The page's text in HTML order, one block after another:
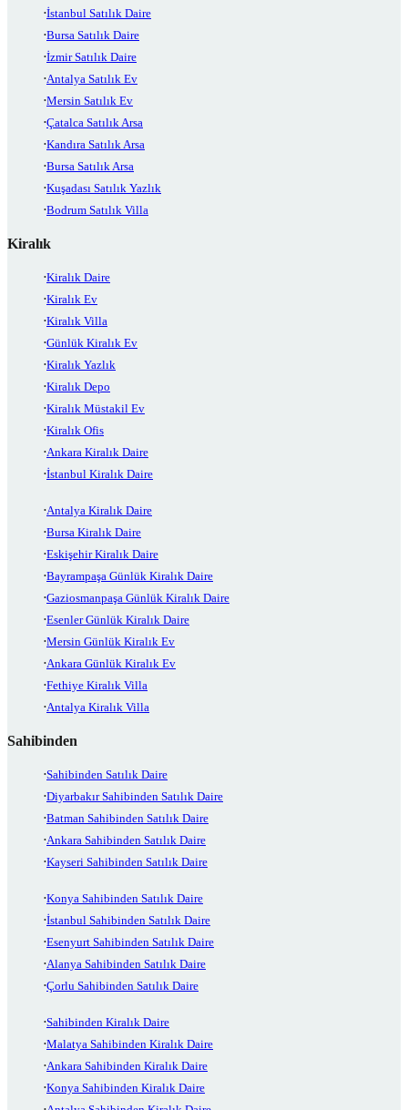
İstanbul Satılık Daire
Bursa Satılık Daire
İzmir Satılık Daire
Antalya Satılık Ev
Mersin Satılık Ev
Çatalca Satılık Arsa
Kandıra Satılık Arsa
Bursa Satılık Arsa
Kuşadası Satılık Yazlık
Bodrum Satılık Villa
Kiralık
Kiralık Daire
Kiralık Ev
Kiralık Villa
Günlük Kiralık Ev
Kiralık Yazlık
Kiralık Depo
Kiralık Müstakil Ev
Kiralık Ofis
Ankara Kiralık Daire
İstanbul Kiralık Daire
Antalya Kiralık Daire
Bursa Kiralık Daire
Eskişehir Kiralık Daire
Bayrampaşa Günlük Kiralık Daire
Gaziosmanpaşa Günlük Kiralık Daire
Esenler Günlük Kiralık Daire
Mersin Günlük Kiralık Ev
Ankara Günlük Kiralık Ev
Fethiye Kiralık Villa
Antalya Kiralık Villa
Sahibinden
Sahibinden Satılık Daire
Diyarbakır Sahibinden Satılık Daire
Batman Sahibinden Satılık Daire
Ankara Sahibinden Satılık Daire
Kayseri Sahibinden Satılık Daire
Konya Sahibinden Satılık Daire
İstanbul Sahibinden Satılık Daire
Esenyurt Sahibinden Satılık Daire
Alanya Sahibinden Satılık Daire
Çorlu Sahibinden Satılık Daire
Sahibinden Kiralık Daire
Malatya Sahibinden Kiralık Daire
Ankara Sahibinden Kiralık Daire
Konya Sahibinden Kiralık Daire